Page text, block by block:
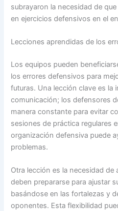
subrayaron la necesidad de
en ejercicios defensivos en el
Lecciones aprendidas de los
Los equipos pueden
los errores defensivos para
futuras. Una lección clave es la
comunicación; los defensores
manera constante para evitar
sesiones de práctica regulares
organización defensiva puede
problemas.
Otra lección es la necesidad
deben prepararse para ajustar
basándose en las fortalezas y
oponentes. Esta flexibilidad